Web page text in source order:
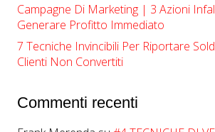
Campagne Di Marketing | ​​3 Azioni
Generare Profitto Immediato
7 Tecniche Invincibili Per Riportare
Clienti Non Convertiti
Commenti recenti